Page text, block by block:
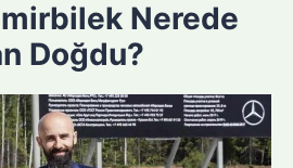
Nerede
Doğdu?